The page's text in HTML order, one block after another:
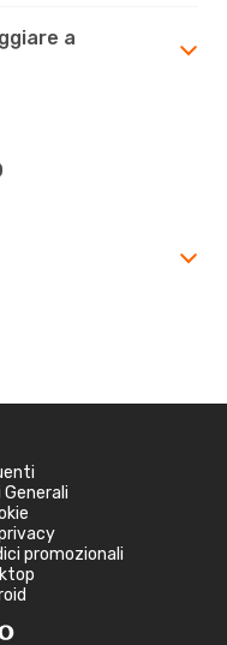
a
Generali
promozionali